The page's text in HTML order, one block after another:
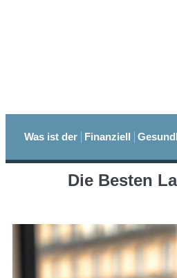
Was ist der Finanziell
Die Besten